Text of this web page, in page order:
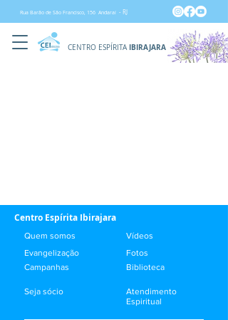
Rua Barão de São Francisco, 156 Andaraí - RJ
CENTRO ESPÍRITA IBIRAJARA
Centro Espírita Ibirajara
Quem somos
Evangelização
Campanhas
Seja sócio
Vídeos
Fotos
Biblioteca
Atendimento
Espiritual